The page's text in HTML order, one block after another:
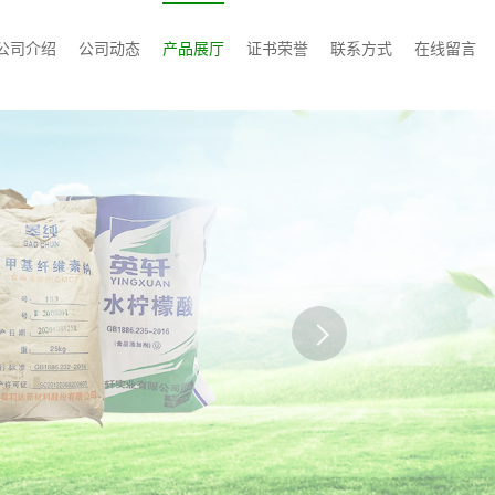
司介绍 公司动态 产品展厅 证书荣誉 联系方式 在线留言